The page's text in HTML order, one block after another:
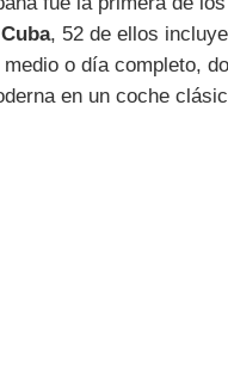
, 52 de ellos
o día completo,
en un coche